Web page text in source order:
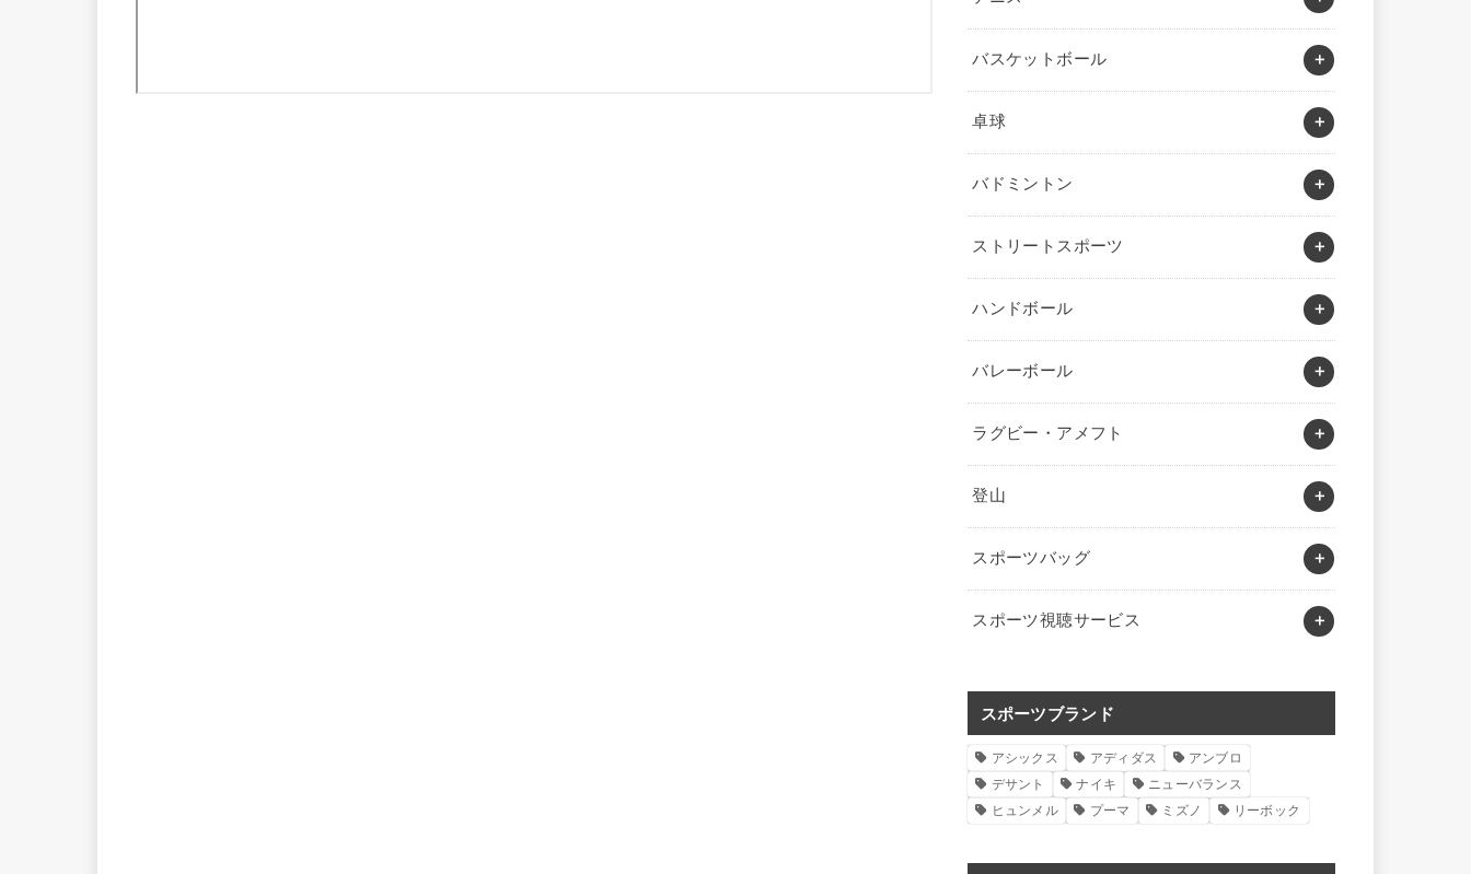
バスケットボール
卓球
バドミントン
ストリートスポーツ
ハンドボール
バレーボール
ラグビー・アメフト
登山
スポーツバッグ
スポーツ視聴サービス
スポーツブランド
アシックス アディダス
アンブロ
デサント
ナイキ
ニューバランス
ヒュンメル
プーマ ミズノ リーボック